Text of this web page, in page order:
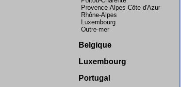
Provence-Alpes-Côte d'Azur
Rhône-Alpes
Luxembourg
Outre-mer
Allemagne
Bruxelles
France
Portugal
Martinique Guadeloupe
Belgique
Luxembourg
Portugal